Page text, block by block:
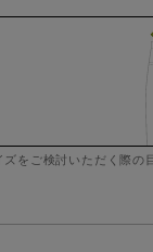
をご検討いただく際の